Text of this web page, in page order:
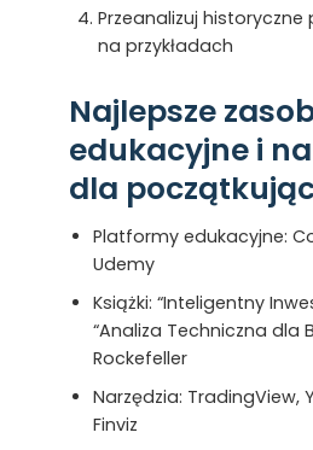
Przeanalizuj historyczne
na przykładach
Najlepsze
edukacyjne i
dla
Platformy edukacyjne:
Udemy
Książki: “Inteligentny
“Analiza Techniczna dla
Rockefeller
Narzędzia: TradingView,
Finviz